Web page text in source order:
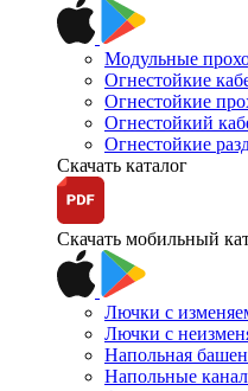
Модульные
Огнестойкие
Огнестойкие
Огнестойкий
Огнестойкие
Скачать каталог
Скачать мобильный
Лючки с
Лючки с
Напольная
Напольные